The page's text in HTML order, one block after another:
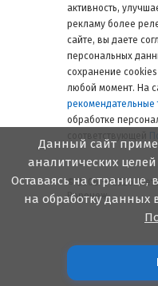
активность,
рекламу более
сайте, вы даете
персональных
сохранение
любой момент. На
рекомендательные
обработке
© 2006 — 2026.
Воронеж
Данный сайт
аналитических
Оставаясь на странице,
на обработку данных